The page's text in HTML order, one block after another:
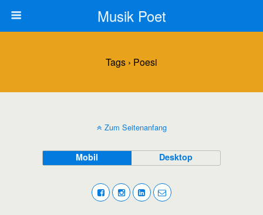
Musik Poet
Tags › Poesi
Zum Seitenanfang
Mobil Desktop